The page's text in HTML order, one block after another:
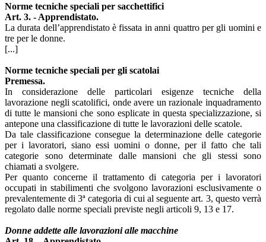
Norme tecniche speciali per sacchettifici
Art. 3. - Apprendistato.
La durata dell’apprendistato è fissata in anni quattro per gli uomini e
tre per le donne.
[...]
Norme tecniche speciali per gli scatolai
Premessa.
In considerazione delle particolari esigenze tecniche della
lavorazione negli scatolifici, onde avere un razionale inquadramento
di tutte le mansioni che sono esplicate in questa specializzazione, si
antepone una classificazione di tutte le lavorazioni delle scatole.
Da tale classificazione consegue la determinazione delle categorie
per i lavoratori, siano essi uomini o donne, per il fatto che tali
categorie sono determinate dalle mansioni che gli stessi sono
chiamati a svolgere.
Per quanto concerne il trattamento di categoria per i lavoratori
occupati in stabilimenti che svolgono lavorazioni esclusivamente o
prevalentemente di 3ª categoria di cui al seguente art. 3, questo verrà
regolato dalle norme speciali previste negli articoli 9, 13 e 17.
Donne addette alle lavorazioni alle macchine